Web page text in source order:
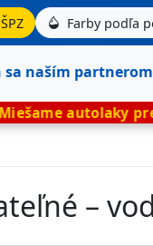
Farby podľa
sa naším partnerom
presne podľa
–